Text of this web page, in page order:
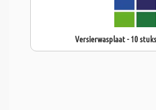
Versierwasplaat - 10